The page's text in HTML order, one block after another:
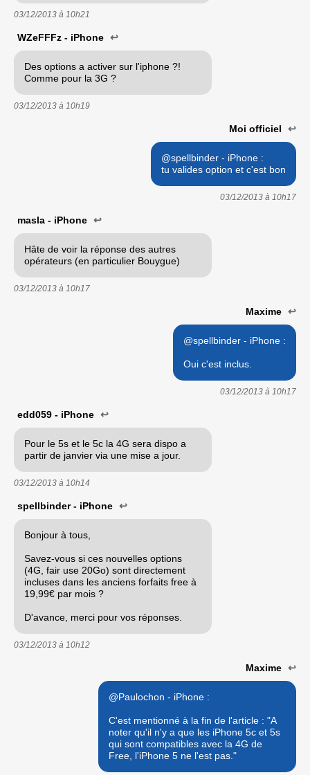
03/12/2013 à 10h21
WZeFFFz - iPhone ↩
Des options a activer sur l'iphone ?!
Comme pour la 3G ?
03/12/2013 à 10h19
Moi officiel ↩
@spellbinder - iPhone :
tu valides option et c'est bon
03/12/2013 à 10h17
masla - iPhone ↩
Hâte de voir la réponse des autres
opérateurs (en particulier Bouygue)
03/12/2013 à 10h17
Maxime ↩
@spellbinder - iPhone :
Oui c'est inclus.
03/12/2013 à 10h17
edd059 - iPhone ↩
Pour le 5s et le 5c la 4G sera dispo a
partir de janvier via une mise a jour.
03/12/2013 à 10h14
spellbinder - iPhone ↩
Bonjour à tous,
Savez-vous si ces nouvelles options
(4G, fair use 20Go) sont directement
incluses dans les anciens forfaits free à
19,99€ par mois ?
D'avance, merci pour vos réponses.
03/12/2013 à 10h12
Maxime ↩
@Paulochon - iPhone :
C'est mentionné à la fin de l'article : "A
noter qu'il n'y a que les iPhone 5c et 5s
qui sont compatibles avec la 4G de
Free, l'iPhone 5 ne l'est pas."